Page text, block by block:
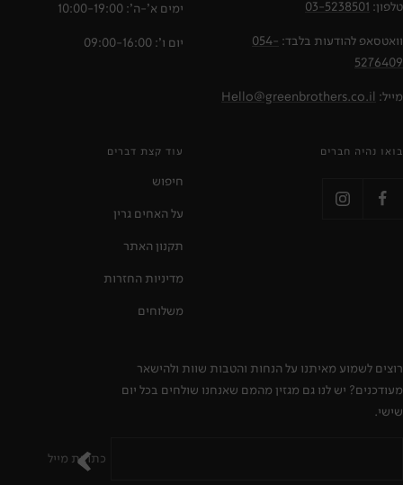
טלפון: 03-5238501
וואטסאפ להודעות בלבד: 054-
5276409
מייל: Hello@greenbrothers.co.il
ימים א'-ה': 10:00-19:00
יום ו': 09:00-16:00
בואו נהיה חברים עוד קצת דברים
חיפוש
על האחים גרין
תקנון האתר
מדיניות החזרות
משלוחים
רוצים לשמוע מאיתנו על הנחות והטבות שוות ולהישאר
מעודכנים? יש לנו גם מגזין מהמם שאנחנו שולחים בכל יום
שישי.
כתובת מייל